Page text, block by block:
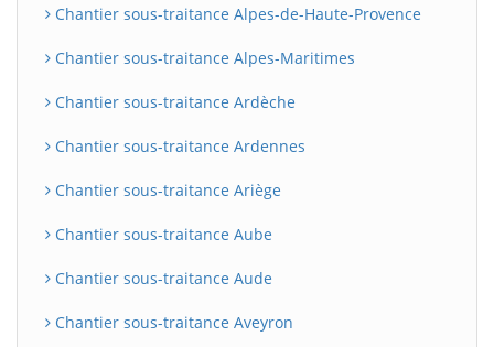
Chantier sous-traitance Alpes-de-Haute-Provence
Chantier sous-traitance Alpes-Maritimes
Chantier sous-traitance Ardèche
Chantier sous-traitance Ardennes
Chantier sous-traitance Ariège
Chantier sous-traitance Aube
Chantier sous-traitance Aude
Chantier sous-traitance Aveyron